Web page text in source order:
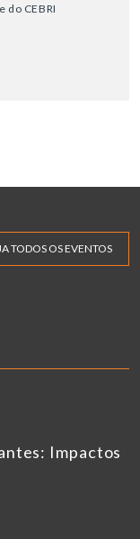
CEBRI
TODOS OS EVENTOS
Impactos